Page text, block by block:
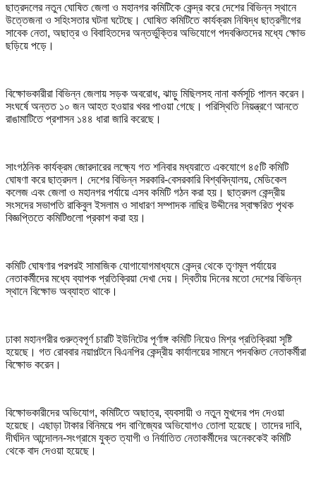
ছাত্রদলের নতুন ঘোষিত জেলা ও মহানগর কমিটিকে কেন্দ্র করে দেশের বিভিন্ন স্থানে
উত্তেজনা ও সহিংসতার ঘটনা ঘটেছে। ঘোষিত কমিটিতে কার্যক্রম নিষিদ্ধ ছাত্রলীগের
সাবেক নেতা, অছাত্র ও বিবাহিতদের অন্তর্ভুক্তির অভিযোগে পদবঞ্চিতদের মধ্যে ক্ষোভ
ছড়িয়ে পড়ে।
বিক্ষোভকারীরা বিভিন্ন জেলায় সড়ক অবরোধ, ঝাড়ু মিছিলসহ নানা কর্মসূচি পালন করেন।
সংঘর্ষে অন্তত ১০ জন আহত হওয়ার খবর পাওয়া গেছে। পরিস্থিতি নিয়ন্ত্রণে আনতে
রাঙামাটিতে প্রশাসন ১৪৪ ধারা জারি করেছে।
সাংগঠনিক কার্যক্রম জোরদারের লক্ষ্যে গত শনিবার মধ্যরাতে একযোগে ৪৫টি কমিটি
ঘোষণা করে ছাত্রদল। দেশের বিভিন্ন সরকারি-বেসরকারি বিশ্ববিদ্যালয়, মেডিকেল
কলেজ এবং জেলা ও মহানগর পর্যায়ে এসব কমিটি গঠন করা হয়। ছাত্রদল কেন্দ্রীয়
সংসদের সভাপতি রাকিবুল ইসলাম ও সাধারণ সম্পাদক নাছির উদ্দীনের স্বাক্ষরিত পৃথক
বিজ্ঞপ্তিতে কমিটিগুলো প্রকাশ করা হয়।
কমিটি ঘোষণার পরপরই সামাজিক যোগাযোগমাধ্যমে কেন্দ্র থেকে তৃণমূল পর্যায়ের
নেতাকর্মীদের মধ্যে ব্যাপক প্রতিক্রিয়া দেখা দেয়। দ্বিতীয় দিনের মতো দেশের বিভিন্ন
স্থানে বিক্ষোভ অব্যাহত থাকে।
ঢাকা মহানগরীর গুরুত্বপূর্ণ চারটি ইউনিটের পূর্ণাঙ্গ কমিটি নিয়েও মিশ্র প্রতিক্রিয়া সৃষ্টি
হয়েছে। গত রোববার নয়াপল্টনে বিএনপির কেন্দ্রীয় কার্যালয়ের সামনে পদবঞ্চিত নেতাকর্মীরা
বিক্ষোভ করেন।
বিক্ষোভকারীদের অভিযোগ, কমিটিতে অছাত্র, ব্যবসায়ী ও নতুন মুখদের পদ দেওয়া
হয়েছে। এছাড়া টাকার বিনিময়ে পদ বাণিজ্যের অভিযোগও তোলা হয়েছে। তাদের দাবি,
দীর্ঘদিন আন্দোলন-সংগ্রামে যুক্ত ত্যাগী ও নির্যাতিত নেতাকর্মীদের অনেককেই কমিটি
থেকে বাদ দেওয়া হয়েছে।